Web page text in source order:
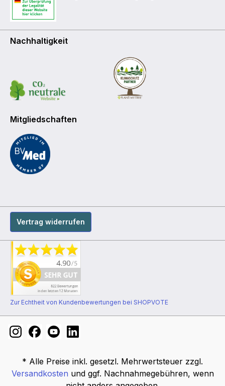
Nachhaltigkeit
Mitgliedschaften
Vertrag widerrufen
Zur Echtheit von Kundenbewertungen bei SHOPVOTE
* Alle Preise inkl. gesetzl. Mehrwertsteuer zzgl.
Versandkosten und ggf. Nachnahmegebühren, wenn